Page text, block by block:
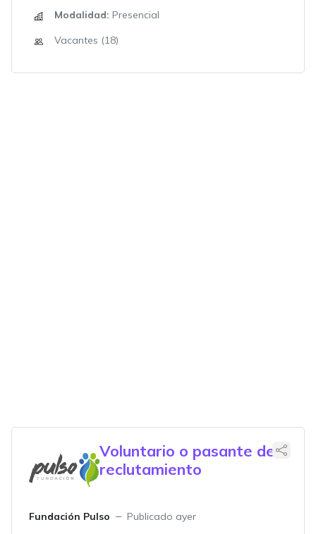
Modalidad: Presencial
Vacantes (18)
Voluntario o pasante de
reclutamiento
Fundación Pulso
Publicado ayer